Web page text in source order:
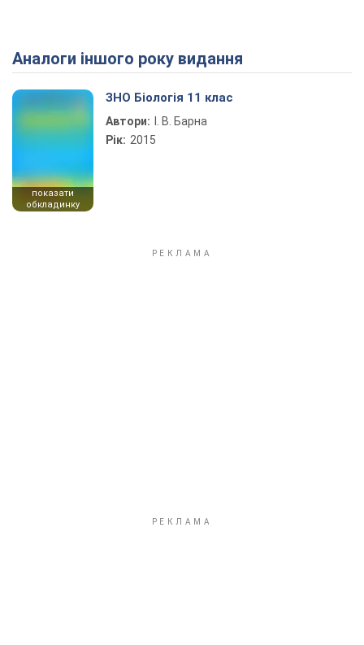
Play Video
Аналоги іншого року видання
показати
обкладинку
ЗНО Біологія 11 клас
Автори:
І. В. Барна
Рік: 2015